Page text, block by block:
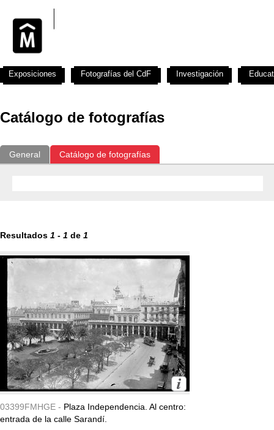
Catálogo de fotografías
General Catálogo de fotografías
Resultados 1 - 1 de 1
03399FMHGE - Plaza Independencia. Al centro:
entrada de la calle Sarandí.
Exposiciones Fotografías del CdF Investigación